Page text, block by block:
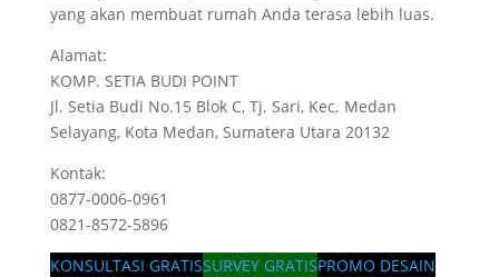
yang akan membuat rumah Anda terasa lebih luas.
Alamat:
KOMP. SETIA BUDI POINT
Jl. Setia Budi No.15 Blok C, Tj. Sari, Kec. Medan
Selayang, Kota Medan, Sumatera Utara 20132
Kontak:
0877-0006-0961
0821-8572-5896
KONSULTASI GRATISSURVEY GRATISPROMO DESAIN